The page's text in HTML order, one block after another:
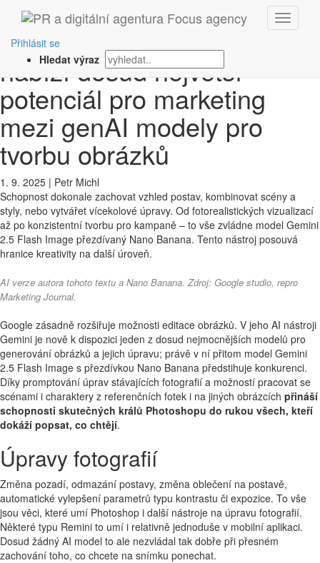
Přihlásit se
Hledat výraz
‹ Zpět
Google Nano Banana
nabízí dosud největší
potenciál pro marketing
mezi genAI modely pro
tvorbu obrázků
1. 9. 2025 | Petr Michl
Schopnost dokonale zachovat vzhled postav, kombinovat scény a
styly, nebo vytvářet vícekolové úpravy. Od fotorealistických vizualizací
až po konzistentní tvorbu pro kampaně – to vše zvládne model Gemini
2.5 Flash Image přezdívaný Nano Banana. Tento nástroj posouvá
hranice kreativity na další úroveň.
AI verze autora tohoto textu a Nano Banana. Zdroj: Google studio, repro
Marketing Journal.
Google zásadně rozšiřuje možnosti editace obrázků. V jeho AI nástroji
Gemini je nově k dispozici jeden z dosud nejmocnějších modelů pro
generování obrázků a jejich úpravu; právě v ní přitom model Gemini
2.5 Flash Image s přezdívkou Nano Banana předstihuje konkurenci.
Díky promptování úprav stávajících fotografií a možností pracovat se
scénami i charaktery z referenčních fotek i na jiných obrázcích přináší
schopnosti skutečných králů Photoshopu do rukou všech, kteří
dokáží popsat, co chtějí.
Úpravy fotografií
Změna pozadí, odmazání postavy, změna oblečení na postavě,
automatické vylepšení parametrů typu kontrastu či expozice. To vše
jsou věci, které umí Photoshop i další nástroje na úpravu fotografií.
Některé typu Remini to umí i relativně jednoduše v mobilní aplikaci.
Dosud žádný AI model to ale nezvládal tak dobře při přesném
zachování toho, co chcete na snímku ponechat.